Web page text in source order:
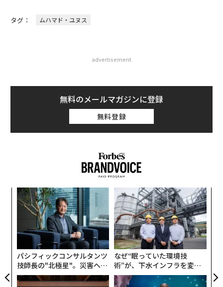
タグ： ムハマド・ユヌス
advertisement
無料のメールマガジンに登録
無料登録
パシフィックコンサルタンツ
技師長の"北極星"。災害への
無力感を乗り越え見つけた、
防災一筋20年の答え
なぜ“眠っていた環境技
術”が、下水インフラを変え
たのか──産総研×月島JFE
アクアソリューションの10年